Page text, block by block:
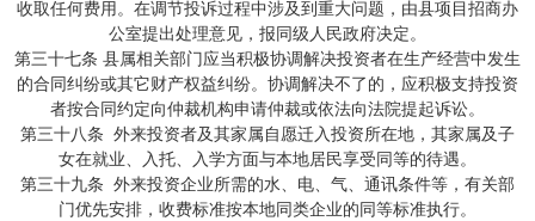
收取任何费用。在调节投诉过程中涉及到重大问题，由县项目招商办
公室提出处理意见，报同级人民政府决定。
第三十七条 县属相关部门应当积极协调解决投资者在生产经营中发生
的合同纠纷或其它财产权益纠纷。协调解决不了的，应积极支持投资
者按合同约定向仲裁机构申请仲裁或依法向法院提起诉讼。
第三十八条 外来投资者及其家属自愿迁入投资所在地，其家属及子
女在就业、入托、入学方面与本地居民享受同等的待遇。
第三十九条 外来投资企业所需的水、电、气、通讯条件等，有关部
门优先安排，收费标准按本地同类企业的同等标准执行。